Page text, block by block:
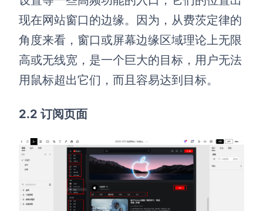
现在网站窗口的边缘。因为，从费茨定律的
角度来看，窗口或屏幕边缘区域理论上无限
高或无线宽，是一个巨大的目标，用户无法
用鼠标超出它们，而且容易达到目标。
2.2 订阅页面